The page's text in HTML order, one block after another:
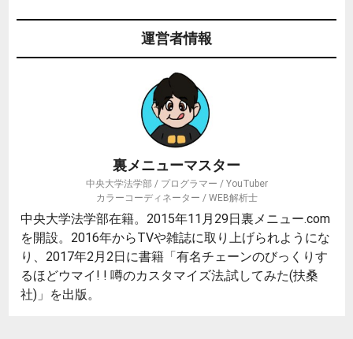
運営者情報
裏メニューマスター
中央大学法学部 / プログラマー / YouTuber
カラーコーディネーター / WEB解析士
中央大学法学部在籍。2015年11月29日裏メニュー.com
を開設。2016年からTVや雑誌に取り上げられようにな
り、2017年2月2日に書籍「有名チェーンのびっくりす
るほどウマイ! ! 噂のカスタマイズ法,試してみた(扶桑
社)」を出版。